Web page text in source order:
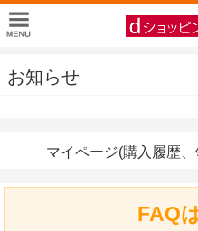
お知らせ
マイページ(購入履歴
FAQ